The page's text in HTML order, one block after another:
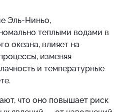
Эль-Ниньо,
теплыми водами в
океана, влияет на
изменяя
и температурные
что оно повышает риск